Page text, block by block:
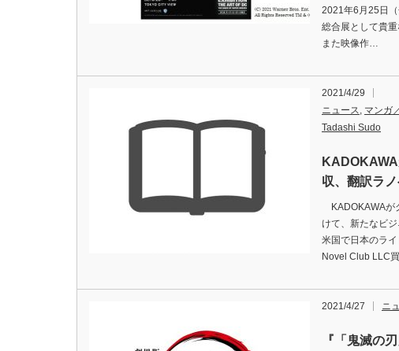
2021年6月25日
総合展として貴重
また映像作…
2021/4/29
ニュース, マンガ
Tadashi Sudo
収、翻訳ラ
KADOKAWAが
けて、新たなビ
米国で日本のラ
Novel Club LLC
2021/4/27 ニ
『「鬼滅の